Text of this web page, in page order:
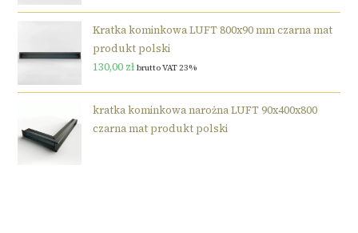
Kratka kominkowa LUFT 800x90 mm czarna mat
produkt polski
130,00 zł brutto VAT 23%
kratka kominkowa narożna LUFT 90x400x800
czarna mat produkt polski